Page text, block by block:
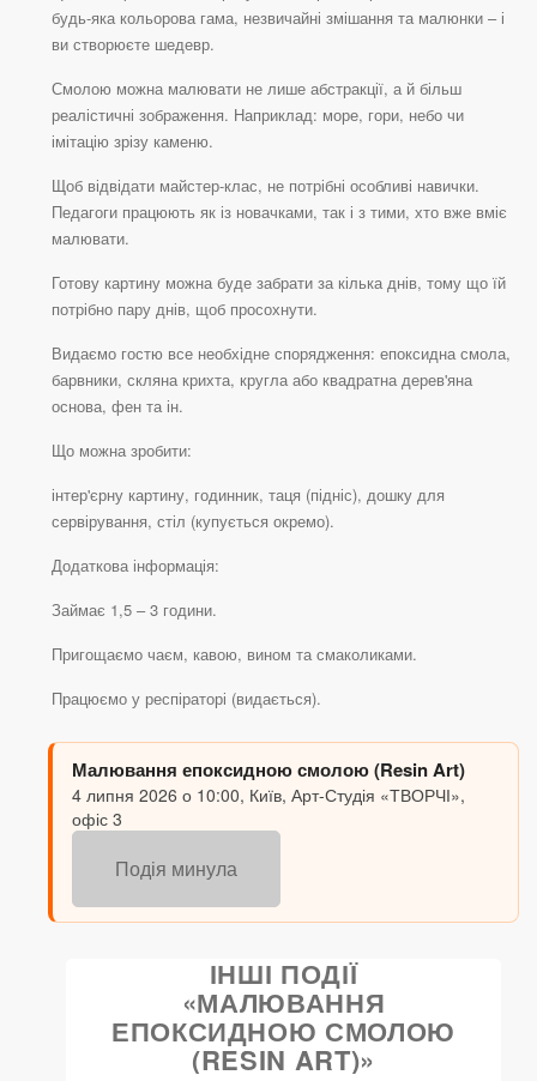
будь-яка кольорова гама, незвичайні змішання та малюнки – і
ви створюєте шедевр.
Смолою можна малювати не лише абстракції, а й більш
реалістичні зображення. Наприклад: море, гори, небо чи
імітацію зрізу каменю.
Щоб відвідати майстер-клас, не потрібні особливі навички.
Педагоги працюють як із новачками, так і з тими, хто вже вміє
малювати.
Готову картину можна буде забрати за кілька днів, тому що їй
потрібно пару днів, щоб просохнути.
Видаємо гостю все необхідне спорядження: епоксидна смола,
барвники, скляна крихта, кругла або квадратна дерев'яна
основа, фен та ін.
Що можна зробити:
інтер'єрну картину, годинник, таця (підніс), дошку для
сервірування, стіл (купується окремо).
Додаткова інформація:
Займає 1,5 – 3 години.
Пригощаємо чаєм, кавою, вином та смаколиками.
Працюємо у респіраторі (видається).
Малювання епоксидною смолою (Resin Art)
4 липня 2026 о 10:00, Київ, Арт-Студія «ТВОРЧІ»,
офіс 3
Подія минула
ІНШІ ПОДІЇ
«МАЛЮВАННЯ
ЕПОКСИДНОЮ СМОЛОЮ
(RESIN ART)»